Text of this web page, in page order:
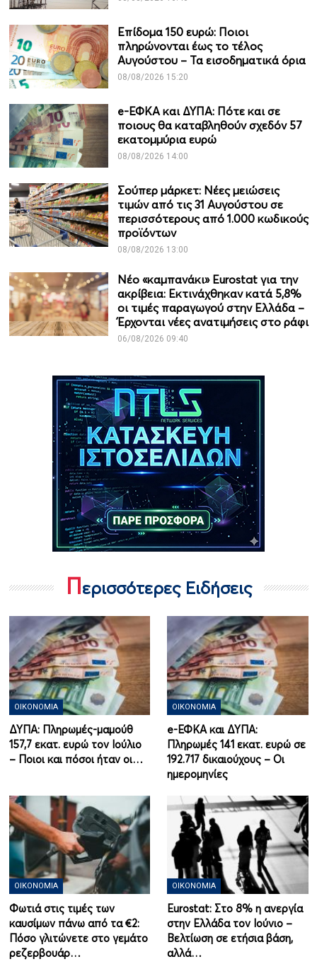
Επίδομα 150 ευρώ: Ποιοι
πληρώνονται έως το τέλος
Αυγούστου – Τα εισοδηματικά όρια
08/08/2026 15:20
e-ΕΦΚΑ και ΔΥΠΑ: Πότε και σε
ποιους θα καταβληθούν σχεδόν 57
εκατομμύρια ευρώ
08/08/2026 14:00
Σούπερ μάρκετ: Νέες μειώσεις
τιμών από τις 31 Αυγούστου σε
περισσότερους από 1.000 κωδικούς
προϊόντων
08/08/2026 13:00
Νέο «καμπανάκι» Eurostat για την
ακρίβεια: Εκτινάχθηκαν κατά 5,8%
οι τιμές παραγωγού στην Ελλάδα –
Έρχονται νέες ανατιμήσεις στο ράφι
06/08/2026 09:40
Περισσότερες Ειδήσεις
ΟΙΚΟΝΟΜΊΑ
ΔΥΠΑ: Πληρωμές-μαμούθ
157,7 εκατ. ευρώ τον Ιούλιο
– Ποιοι και πόσοι ήταν οι…
ΟΙΚΟΝΟΜΊΑ
e-ΕΦΚΑ και ΔΥΠΑ:
Πληρωμές 141 εκατ. ευρώ σε
192.717 δικαιούχους – Οι
ημερομηνίες
ΟΙΚΟΝΟΜΊΑ
Φωτιά στις τιμές των
καυσίμων πάνω από τα €2:
Πόσο γλιτώνετε στο γεμάτο
ρεζερβουάρ…
ΟΙΚΟΝΟΜΊΑ
Eurostat: Στο 8% η ανεργία
στην Ελλάδα τον Ιούνιο –
Βελτίωση σε ετήσια βάση,
αλλά…